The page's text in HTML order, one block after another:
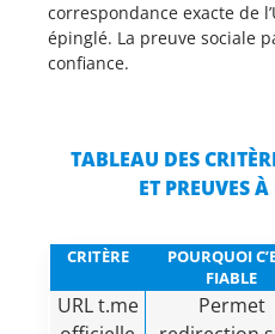
correspondance exacte de
épinglé. La preuve sociale
confiance.
TABLEAU DES
ET PREUVES
CRITÈRE
POURQUOI
FIABLE
URL t.me
Permet